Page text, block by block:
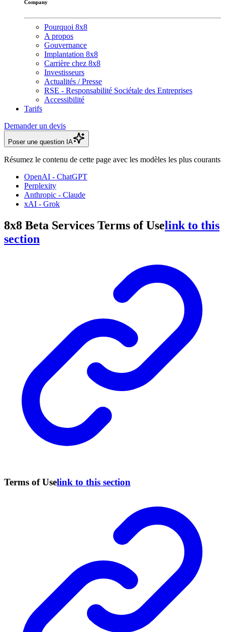
Company
Pourquoi 8x8
A propos
Gouvernance
Implantation 8x8
Carrière chez 8x8
Investisseurs
Actualités / Presse
RSE - Responsabilité Sociétale des Entreprises
Accessibilité
Tarifs
Demander un devis
Poser une question IA
Résumez le contenu de cette page avec les modèles les plus courants
OpenAI - ChatGPT
Perplexity
Anthropic - Claude
xAI - Grok
8x8 Beta Services Terms of Uselink to this
section
Terms of Uselink to this section